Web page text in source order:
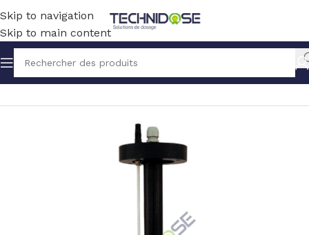
Skip to navigation
Skip to main content
Accueil TRAITEMENT EAU MESURE PORTES SONDES